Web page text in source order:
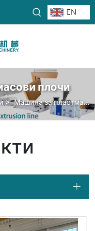
EN
плочи
>Машина за пластмасови плочи